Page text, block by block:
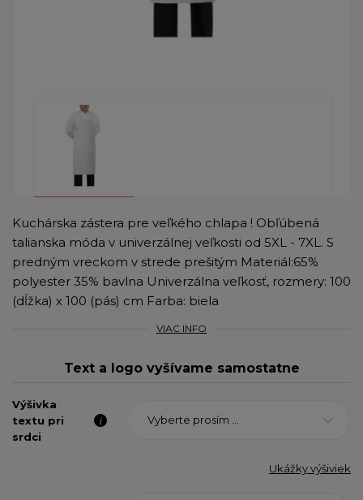
Kuchárska zástera pre veľkého chlapa ! Obľúbená
talianska móda v univerzálnej veľkosti od 5XL - 7XL. S
predným vreckom v strede prešitým Materiál:65%
polyester 35% bavlna Univerzálna veľkosť, rozmery: 100
(dĺžka) x 100 (pás) cm Farba: biela
VIAC INFO
Text a logo vyšívame samostatne
Výšivka
textu pri
srdci
Vyberte prosím ...
Ukážky výšiviek